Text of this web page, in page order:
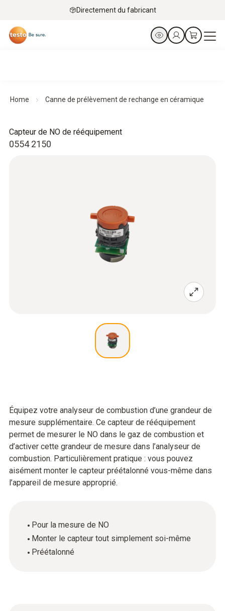
Directement du fabricant
Home Canne de prélèvement de rechange en céramique
0554 2150
Capteur de NO de rééquipement
Équipez votre analyseur de combustion d’une grandeur de
mesure supplémentaire. Ce capteur de rééquipement
permet de mesurer le NO dans le gaz de combustion et
d’activer cette grandeur de mesure dans l’analyseur de
combustion. Particulièrement pratique : vous pouvez
aisément monter le capteur préétalonné vous-même dans
l’appareil de mesure approprié.
Pour la mesure de NO
Monter le capteur tout simplement soi-même
Préétalonné